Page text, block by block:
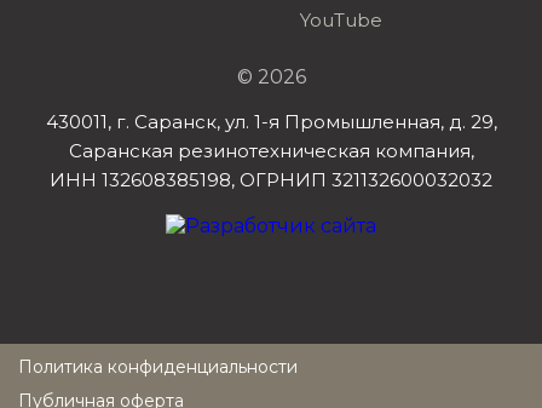
YouTube
© 2026
430011, г. Саранск, ул. 1-я Промышленная, д. 29,
Саранская резинотехническая компания,
ИНН 132608385198, ОГРНИП 321132600032032
Политика конфиденциальности
Публичная оферта